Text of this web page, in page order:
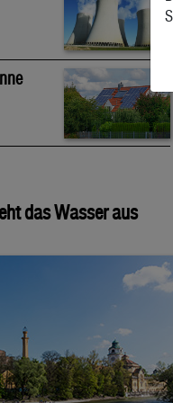
das Wasser aus